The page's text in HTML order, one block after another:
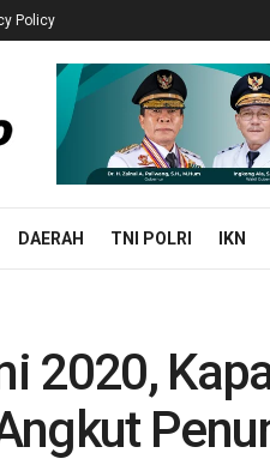
Policy
DAERAH TNI POLRI IKN
2020,